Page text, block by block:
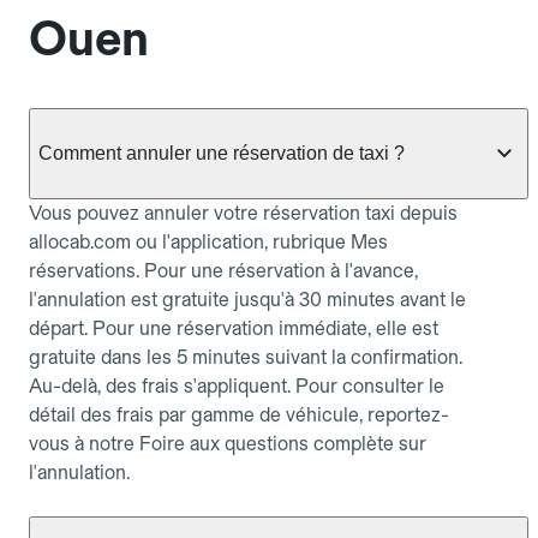
Ouen
Comment annuler une réservation de taxi ?
Vous pouvez annuler votre réservation taxi depuis
allocab.com ou l'application, rubrique Mes
réservations. Pour une réservation à l'avance,
l'annulation est gratuite jusqu'à 30 minutes avant le
départ. Pour une réservation immédiate, elle est
gratuite dans les 5 minutes suivant la confirmation.
Au-delà, des frais s'appliquent. Pour consulter le
détail des frais par gamme de véhicule, reportez-
vous à notre Foire aux questions complète sur
l'annulation.